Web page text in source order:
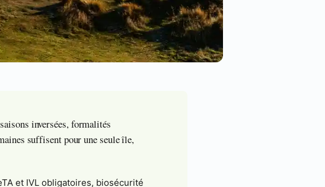
inversées, formalités
suffisent pour une seule île,
et IVL obligatoires, biosécurité